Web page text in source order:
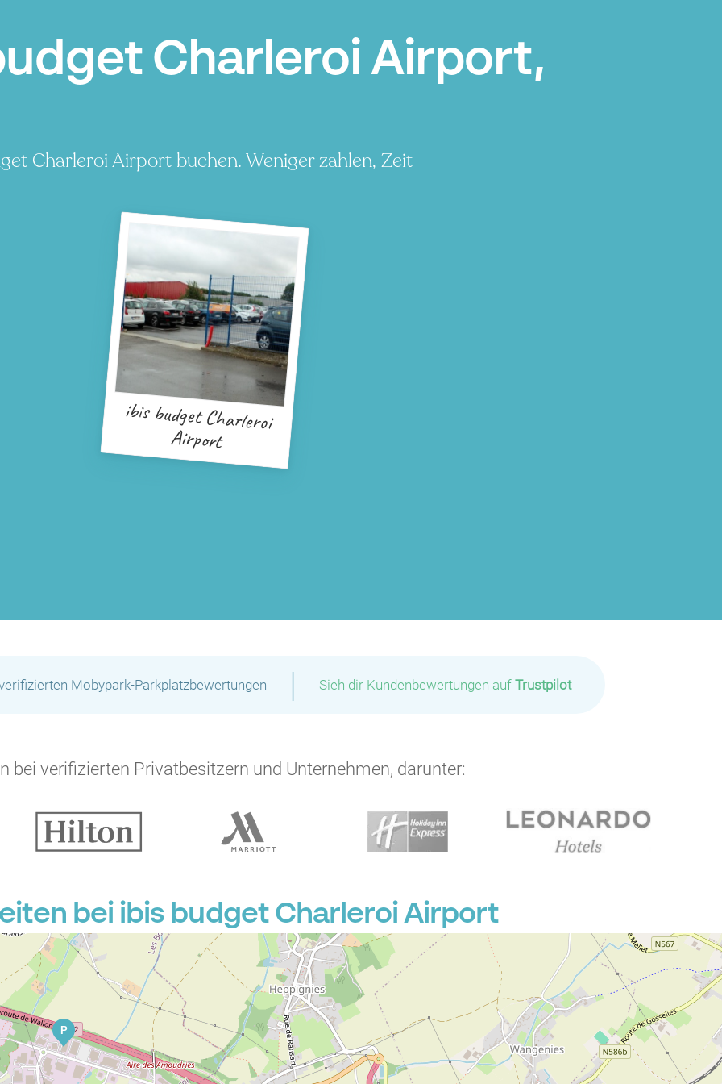
Charleroi Airport,
Charleroi Airport buchen. Weniger zahlen, Zeit
ibis budget Charleroi
Airport
Mobypark-Parkplatzbewertungen | Sieh dir Kundenbewertungen auf Trustpilot
bei verifizierten Privatbesitzern und Unternehmen, darunter:
bei ibis budget Charleroi Airport
P